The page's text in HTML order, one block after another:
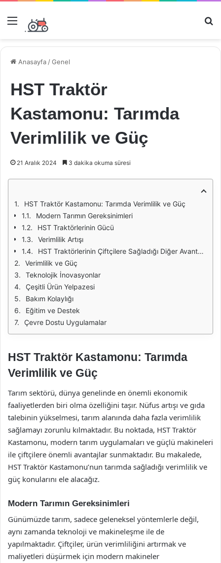
Menü
Anasayfa /Genel
HST Traktör
Kastamonu: Tarımda
Verimlilik ve Güç
21 Aralık 2024 3 dakika okuma süresi
HST Traktör Kastamonu: Tarımda Verimlilik ve Güç
Modern Tarımın Gereksinimleri
HST Traktörlerinin Gücü
Verimlilik Artışı
HST Traktörlerinin Çiftçilere Sağladığı Diğer Avantajlar
Verimlilik ve Güç
Teknolojik İnovasyonlar
Çeşitli Ürün Yelpazesi
Bakım Kolaylığı
Eğitim ve Destek
Çevre Dostu Uygulamalar
HST Traktör Kastamonu: Tarımda
Verimlilik ve Güç
Tarım sektörü, dünya genelinde en önemli ekonomik
faaliyetlerden biri olma özelliğini taşır. Nüfus artışı ve gıda
talebinin yükselmesi, tarım alanında daha fazla verimlilik
sağlamayı zorunlu kılmaktadır. Bu noktada, HST Traktör
Kastamonu, modern tarım uygulamaları ve güçlü makineleri
ile çiftçilere önemli avantajlar sunmaktadır. Bu makalede,
HST Traktör Kastamonu’nun tarımda sağladığı verimlilik ve
güç konularını ele alacağız.
Modern Tarımın Gereksinimleri
Günümüzde tarım, sadece geleneksel yöntemlerle değil,
aynı zamanda teknoloji ve makineleşme ile de
yapılmaktadır. Çiftçiler, ürün verimliliğini artırmak ve
maliyetleri düşürmek için modern makineler